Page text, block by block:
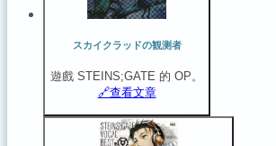
スカイクラッドの観测者
遊戲 STEINS;GATE 的 OP。
🔗️查看文章